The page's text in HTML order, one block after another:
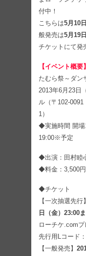
付中！
こちらは5月10
般発売は5月19
チケットにて発
【イベント概要】
たむら祭～ダン
2013年6月23日
ル（〒102-
1）
◆実施時間 開
19:00※予定
◆出演：田村睦
◆料金：3,500円
◆チケット
【一次抽選先行】
日（金）23:00
ローチケ.com
先行用Lコード
【一般発売】